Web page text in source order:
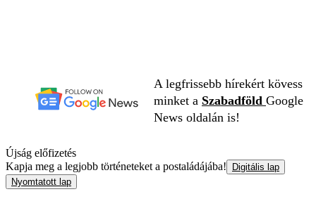
A legfrissebb hírekért kövess
minket a Szabadföld Google
News oldalán is!
Újság előfizetés
Kapja meg a legjobb történeteket a postaládájába!
Digitális lap
Nyomtatott lap